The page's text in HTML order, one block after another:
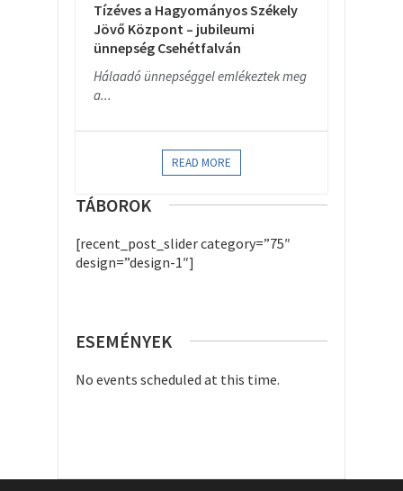
Tízéves a Hagyományos Székely
Jövő Központ – jubileumi
ünnepség Csehétfalván
Hálaadó ünnepséggel emlékeztek meg
a...
READ MORE
TÁBOROK
[recent_post_slider category=”75″
design=”design-1″]
ESEMÉNYEK
No events scheduled at this time.